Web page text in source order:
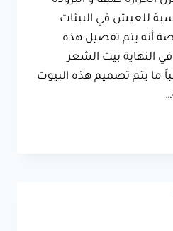
للعيش في البيئات
أنه يتم تفصيل هذه
النهاية بيت الشعر
ما يتم تصميم هذه البيوت